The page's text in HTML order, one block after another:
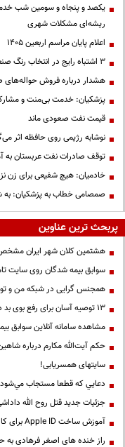
یکصد و پنجاه و سومین شب
ریشه‌ای مشکلات شهری
اعلام پایان مراسم اربعین ۱۴۰۵
3 اشتباه رایج در انتخاب رنگ صنعتی که هزینه‌اش را سال‌ها می‌پردازید...
هشدار درباره فروش حواله‌های
پزشکیان: خدمت بی‌منت و
قیمت نفت صعودی ماند
نوشابه رژیمی روی حافظه اثر
توقف صادرات نفت عربستان به
خادمیان: هیچ شفیعی برای زن
صمصامی خطاب به پزشکیان: به
پربحث ترین عناوین
هشتمین کلان شهر ایران
سوابق بیمه شدگان روی سایت
همجنس گرایی در شبکه من و تو
13 توصیه آسان برای رفع بوی بد دهان
مشاهده سامانه آنلاين سوابق
حكم آيت‌الله مكارم درباره
سایتهای همسریابی!
دعايي كه قطعا مستجاب مي‌شود
جزئیات جدید قتل روح الله
آموزش ساخت Apple ID برای کاربران ایرانی
راز خنده های اصغر فرهادی به